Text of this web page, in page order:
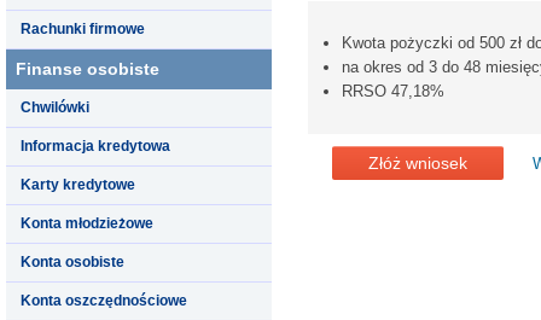
Rachunki firmowe
Finanse osobiste
Chwilówki
Informacja kredytowa
Karty kredytowe
Konta młodzieżowe
Konta osobiste
Konta oszczędnościowe
Kwota pożyczki od 500 zł
na okres od 3 do 48
RRSO 47,18%
Złóż wniosek